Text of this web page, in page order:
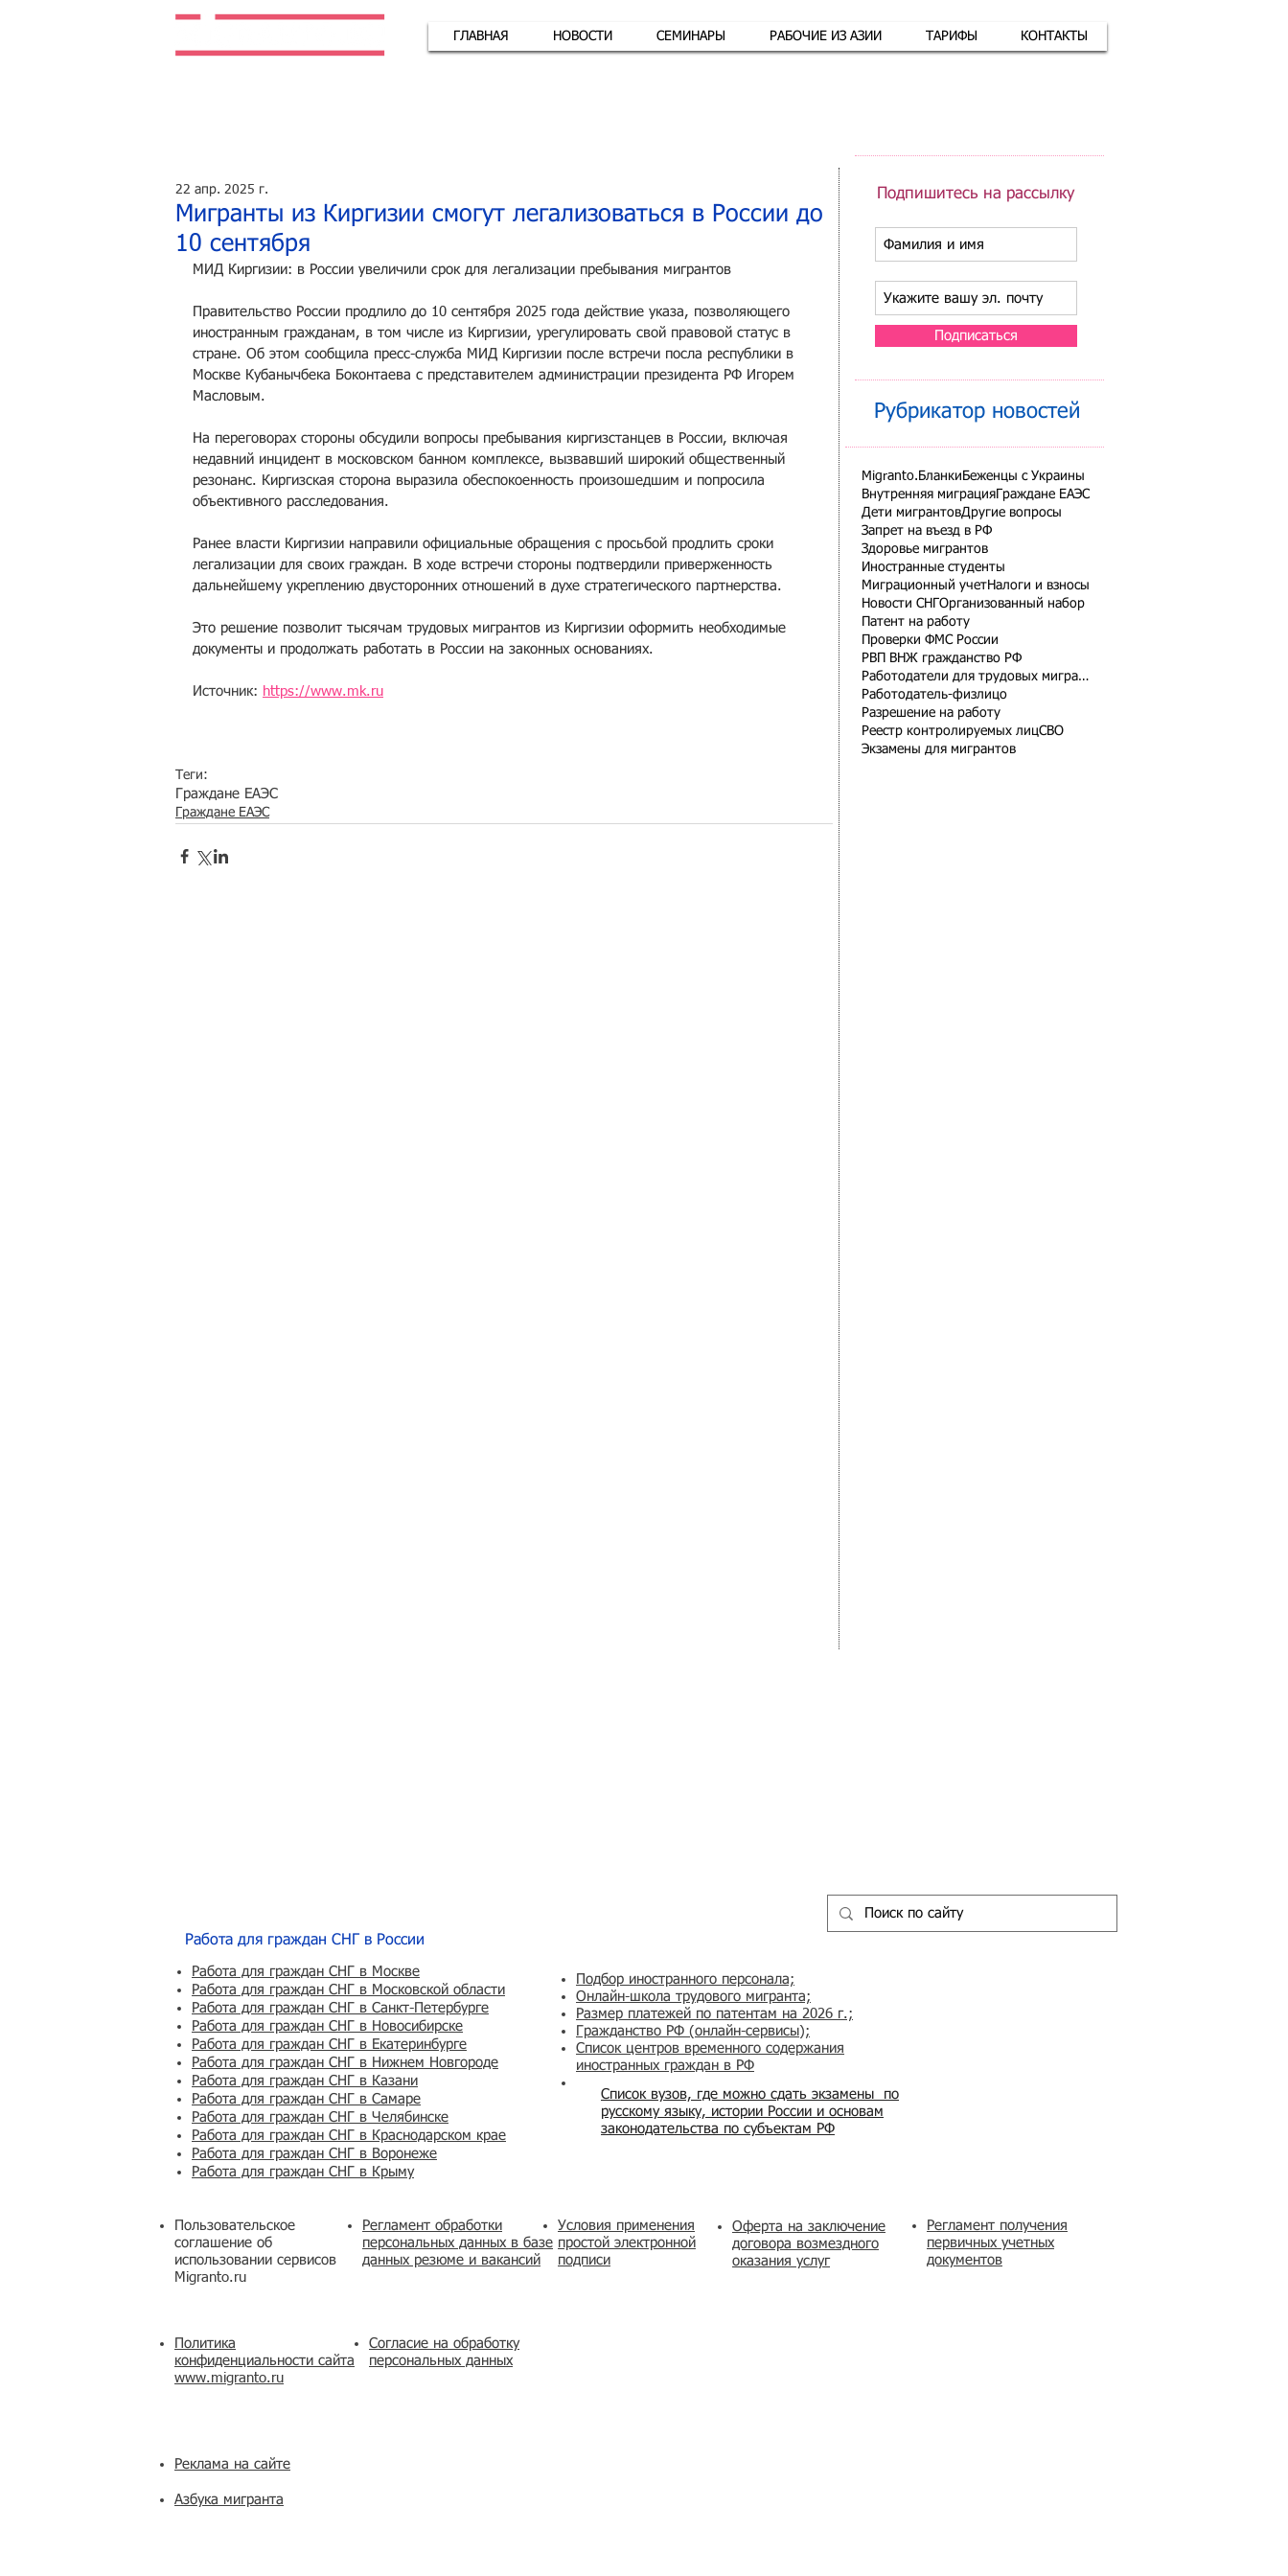
ГЛАВНАЯ НОВОСТИ СЕМИНАРЫ РАБОЧИЕ ИЗ АЗИИ ТАРИФЫ КОНТАКТЫ
Мигранты из Киргизии смогут легализоваться в России до
10 сентября
22 апр. 2025 г.
МИД Киргизии: в России увеличили срок для легализации пребывания мигрантов
Правительство России продлило до 10 сентября 2025 года действие указа, позволяющего
иностранным гражданам, в том числе из Киргизии, урегулировать свой правовой статус в
стране. Об этом сообщила пресс-служба МИД Киргизии после встречи посла республики в
Москве Кубанычбека Боконтаева с представителем администрации президента РФ Игорем
Масловым.
На переговорах стороны обсудили вопросы пребывания киргизстанцев в России, включая
недавний инцидент в московском банном комплексе, вызвавший широкий общественный
резонанс. Киргизская сторона выразила обеспокоенность произошедшим и попросила
объективного расследования.
Ранее власти Киргизии направили официальные обращения с просьбой продлить сроки
легализации для своих граждан. В ходе встречи стороны подтвердили приверженность
дальнейшему укреплению двусторонних отношений в духе стратегического партнерства.
Это решение позволит тысячам трудовых мигрантов из Киргизии оформить необходимые
документы и продолжать работать в России на законных основаниях.
Источник: https://www.mk.ru
Теги:
Граждане ЕАЭС
Граждане ЕАЭС
Подпишитесь на рассылку
Подписаться
Рубрикатор новостей
Migranto.Бланки Беженцы с Украины
Внутренняя миграция Граждане ЕАЭС
Дети мигрантовДругие вопросы
Запрет на въезд в РФ
Здоровье мигрантов
Иностранные студенты
Миграционный учетНалоги и взносы
Новости СНГ Организованный набор
Патент на работу
Проверки ФМС России
РВП ВНЖ гражданство РФ
Работодатели для трудовых мигрантов
Работодатель-физлицо
Разрешение на работу
Реестр контролируемых лицСВО
Экзамены для мигрантов
Работа для граждан СНГ в России
Работа для граждан СНГ в Москве
Работа для граждан СНГ в Московской области
Работа для граждан СНГ в Санкт-Петербурге
Работа для граждан СНГ в Новосибирске
Работа для граждан СНГ в Екатеринбурге
Работа для граждан СНГ в Нижнем Новгороде
Работа для граждан СНГ в Казани
Работа для граждан СНГ в Самаре
Работа для граждан СНГ в Челябинске
Работа для граждан СНГ в Краснодарском крае
Работа для граждан СНГ в Воронеже
Работа для граждан СНГ в Крыму
Пользовательское
соглашение об
использовании сервисов
Migranto.ru
Регламент обработки
персональных данных в базе
данных резюме и вакансий
Политика
конфиденциальности сайта
www.migranto.ru
Согласие на обработку
персональных данных
Реклама на сайте
Азбука мигранта
Список вузов, где можно сдать экзамены по
русскому языку, истории России и основам
законодательства по субъектам РФ
Подбор иностранного персонала;
Онлайн-школа трудового мигранта;
Размер платежей по патентам на 2026 г.;
Гражданство РФ (онлайн-сервисы);
Список центров временного содержания
иностранных граждан в РФ
Условия применения
простой электронной
подписи
​Оферта на заключение
договора возмездного
оказания услуг
Регламент получения
первичных учетных
документов